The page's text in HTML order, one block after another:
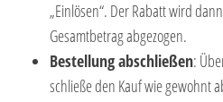
„Einlösen“. Der Rabatt wird
Gesamtbetrag abgezogen.
Bestellung abschließen:
schließe den Kauf wie gewohnt